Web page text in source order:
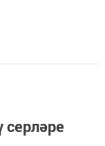
серләре